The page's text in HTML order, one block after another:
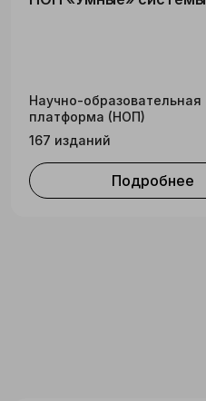
Научно-образовательная
платформа (НОП)
167 изданий
Подробнее